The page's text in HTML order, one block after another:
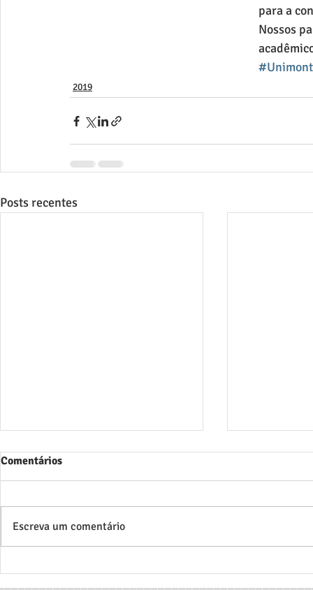
para a
Nossos
2019
Posts recentes
O integrante
aprovação,
Comentários
Escreva um comentário